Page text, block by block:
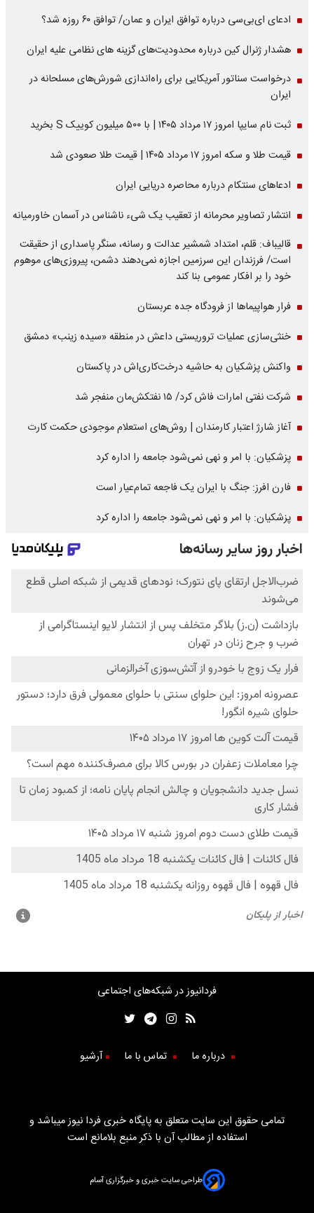
ادعای ای‌بی‌سی درباره توافق ایران و عمان/ توافق ۶۰ روزه شد؟
هشدار ژنرال کین درباره محدودیت‌های گزینه های نظامی علیه ایران
درخواست سناتور آمریکایی برای راه‌اندازی شورش‌های مسلحانه در
ایران
ثبت نام سایپا امروز ۱۷ مرداد ۱۴۰۵ | با ۵۰۰ میلیون کوییک S بخرید
قیمت طلا و سکه امروز ۱۷ مرداد ۱۴۰۵ | قیمت طلا صعودی شد
ادعاهای سنتکام درباره محاصره دریایی ایران
انتشار تصاویر محرمانه از تعقیب یک شیء ناشناس در آسمان خاورمیانه
قالیباف: قلم، امتداد شمشیر عدالت و رسانه، سنگر پاسداری از حقیقت
است/ فرزندان این سرزمین اجازه نمی‌دهند دشمن، پیروزی‌های موهوم
خود را بر افکار عمومی بنا کند
فرار هواپیماها از فرودگاه جده عربستان
خنثی‌سازی عملیات تروریستی داعش در منطقه «سیده زینب» دمشق
واکنش پزشکیان به حاشیه درخت‌کاری‌اش در پاکستان
شرکت نفتی امارات فاش کرد/ ۱۵ نفتکش‌مان منفجر شد
آغاز شارژ اعتبار کارمندان | روش‌های استعلام موجودی حکمت کارت
پزشکیان: با امر و نهی نمی‌شود جامعه را اداره کرد
فارن افرز: جنگ با ایران یک فاجعه تمام‌عیار است
پزشکیان: با امر و نهی نمی‌شود جامعه را اداره کرد
فردانیوز در شبکه‌های اجتماعی
درباره ما تماس با ما آرشیو
تمامی حقوق این سایت متعلق به پایگاه خبری فردا نیوز میباشد و
استفاده از مطالب آن با ذکر منبع بلامانع است
طراحی سایت خبری و خبرگزاری آسام